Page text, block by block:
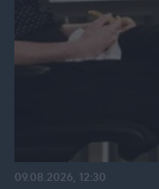
09.08.2026, 12:30